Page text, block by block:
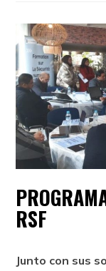
RSF
Junto con sus